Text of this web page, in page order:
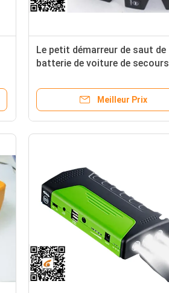
Le petit démarreur de saut de
batterie de voiture de secours
Meilleur Prix